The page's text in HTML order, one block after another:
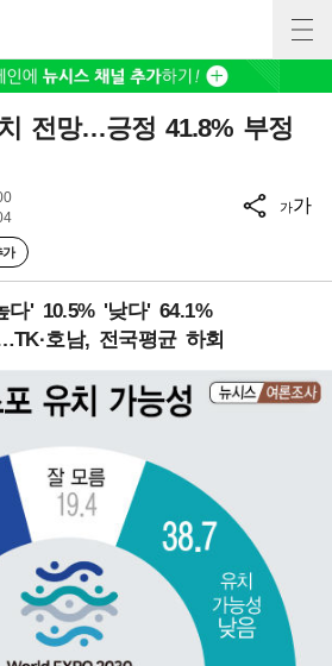
전망…긍정 41.8% 부정
가가
다' 10.5% '낮다' 64.1%
호남, 전국평균 하회